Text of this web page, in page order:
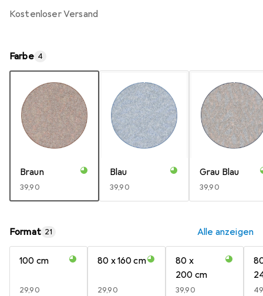
kostenloser Versand
Farbe 4
Braun
EUR
39,90
Blau
EUR
39,90
Grau Blau
EUR
39,90
Format 21 Alle anzeigen
100 cm
EUR
29,90
80 x 160 cm
EUR
29,90
80 x
200 cm
EUR
39,90